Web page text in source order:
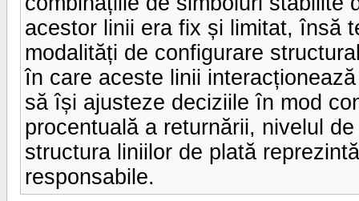
acestor linii era fix și limitat, însă
modalități de configurare
în care aceste linii
să își ajusteze deciziile în mod
procentuală a returnării, nivelul
structura liniilor de plată
responsabile.